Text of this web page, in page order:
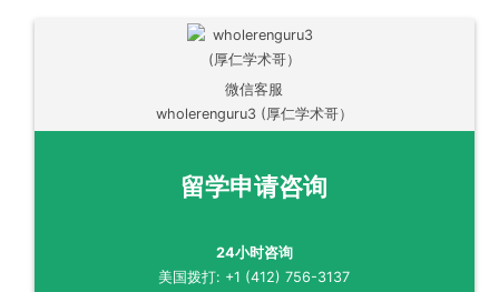
微信客服
wholerenguru3 (厚仁学术哥）
留学申请咨询
24小时咨询
美国拨打: +1 (412) 756-3137